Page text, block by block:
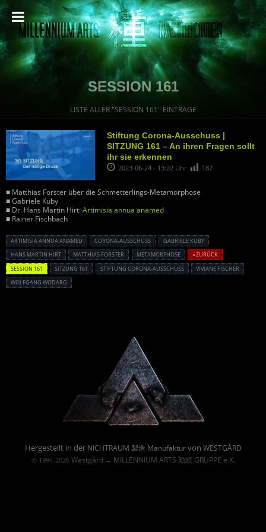
SESSION 161
LISTE ALLER "SESSION 161" EINTRÄGE
Stiftung Corona-Ausschuss |
SITZUNG 161 – An ihren Fragen sollt
ihr sie erkennen
2023-06-24 - 13:22 Uhr 187
■ Matthias Forster über die Schmetterlings-Metamorphose
■ Gabriele Kuby
■ Dr. Hans Martin Hirt:Artimisia annua anamed
■ Rainer Fischbach
ARTIMISIA ANNUA ANAMED CORONA-AUSSCHUSS
GABRIELE KUBY
HANS MARTIN HIRT
MATTHIAS FORSTER METAMORPHOSE
« ZURÜCK
SESSION 161
SITZUNG 161 STIFTUNG CORONA-AUSSCHUSS
VIVIANE FISCHER
WOLFGANG WODARG
Hergestellt in der NICHTRAUM 製造 Manufakturvon WESTGÅRD
© 1994-2026 Westgård→ MILLENNIUM ARTS 勤続 GRUPPE e.K.
Powered By :